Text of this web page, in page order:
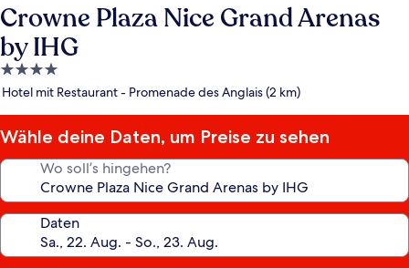
Crowne Plaza Nice Grand Arenas
by IHG
4.0-
Sterne-
Hotel mit Restaurant - Promenade des Anglais (2 km)
Wähle deine Daten, um Preise zu sehen
Wo soll’s hingehen?
Daten